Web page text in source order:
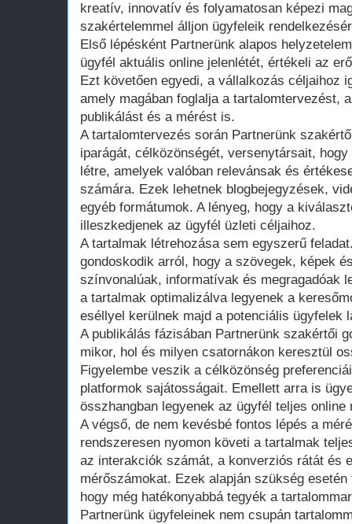
kreatív, innovatív és folyamatosan képezi
szakértelemmel álljon ügyfeleik
Első lépésként Partnerünk alapos
ügyfél aktuális online jelenlétét, értékeli az
Ezt követően egyedi, a vállalkozás céljaihoz
amely magában foglalja a tartalomtervezést,
publikálást és a mérést is.
A tartalomtervezés során Partnerünk
iparágát, célközönségét, versenytársait,
létre, amelyek valóban relevánsak és
számára. Ezek lehetnek blogbejegyzések,
egyéb formátumok. A lényeg, hogy a
illeszkedjenek az ügyfél üzleti céljaihoz.
A tartalmak létrehozása sem egyszerű
gondoskodik arról, hogy a szövegek, képek
színvonalúak, informatívak és megragadóak
a tartalmak optimalizálva legyenek a
eséllyel kerülnek majd a potenciális ügyfelek
A publikálás fázisában Partnerünk szakértői
mikor, hol és milyen csatornákon keresztül
Figyelembe veszik a célközönség
platformok sajátosságait. Emellett arra is
összhangban legyenek az ügyfél teljes online
A végső, de nem kevésbé fontos lépés a
rendszeresen nyomon követi a tartalmak
az interakciók számát, a konverziós rátát és
mérőszámokat. Ezek alapján szükség
hogy még hatékonyabbá tegyék a
Partnerünk ügyfeleinek nem csupán